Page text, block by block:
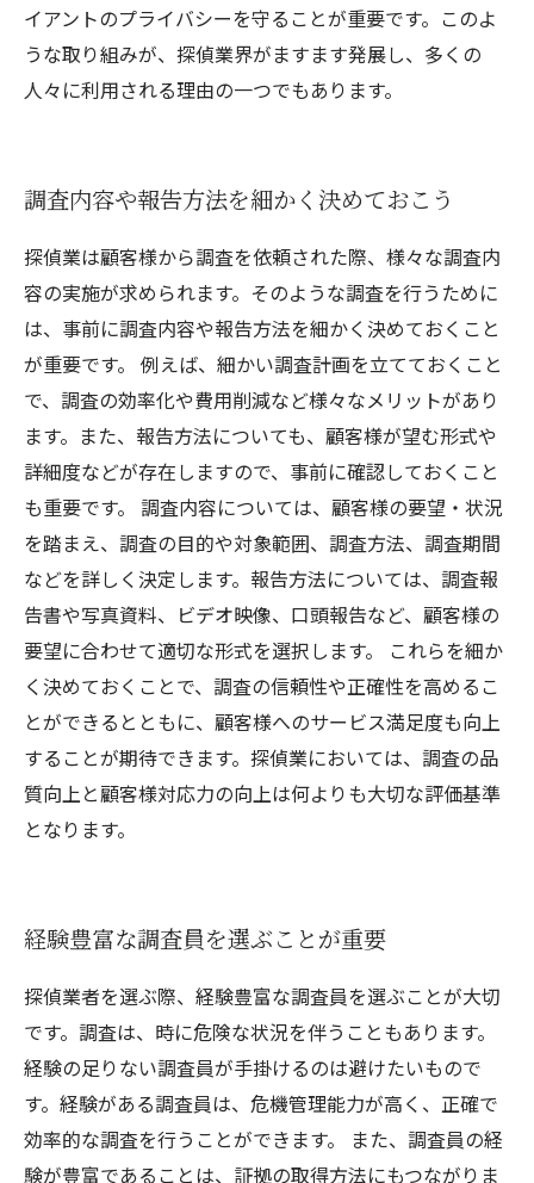
イアントのプライバシーを守ることが重要です。このよ
うな取り組みが、探偵業界がますます発展し、多くの
人々に利用される理由の一つでもあります。
調査内容や報告方法を細かく決めておこう
探偵業は顧客様から調査を依頼された際、様々な調査内
容の実施が求められます。そのような調査を行うために
は、事前に調査内容や報告方法を細かく決めておくこと
が重要です。 例えば、細かい調査計画を立てておくこと
で、調査の効率化や費用削減など様々なメリットがあり
ます。また、報告方法についても、顧客様が望む形式や
詳細度などが存在しますので、事前に確認しておくこと
も重要です。 調査内容については、顧客様の要望・状況
を踏まえ、調査の目的や対象範囲、調査方法、調査期間
などを詳しく決定します。報告方法については、調査報
告書や写真資料、ビデオ映像、口頭報告など、顧客様の
要望に合わせて適切な形式を選択します。 これらを細か
く決めておくことで、調査の信頼性や正確性を高めるこ
とができるとともに、顧客様へのサービス満足度も向上
することが期待できます。探偵業においては、調査の品
質向上と顧客様対応力の向上は何よりも大切な評価基準
となります。
経験豊富な調査員を選ぶことが重要
探偵業者を選ぶ際、経験豊富な調査員を選ぶことが大切
です。調査は、時に危険な状況を伴うこともあります。
経験の足りない調査員が手掛けるのは避けたいもので
す。経験がある調査員は、危機管理能力が高く、正確で
効率的な調査を行うことができます。 また、調査員の経
験が豊富であることは、証拠の取得方法にもつながりま